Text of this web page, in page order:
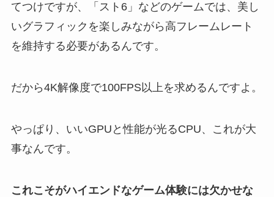
てつけですが、「スト6」などのゲームでは、美し
いグラフィックを楽しみながら高フレームレート
を維持する必要があるんです。
だから4K解像度で100FPS以上を求めるんですよ。
やっぱり、いいGPUと性能が光るCPU、これが大
事なんです。
これこそがハイエンドなゲーム体験には欠かせな